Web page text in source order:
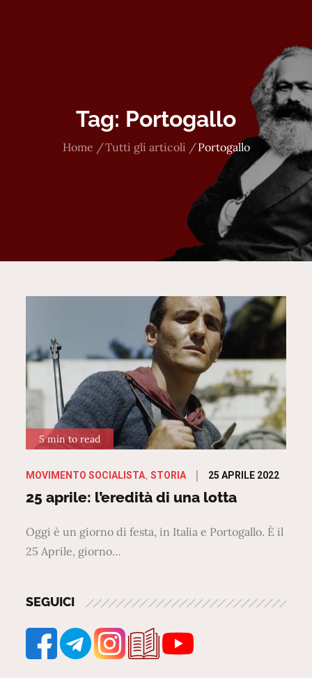
Tag: Portogallo
Home Tutti gli articoli Portogallo
5 min to read
MOVIMENTO SOCIALISTA STORIA
Posted
on
25 APRILE 2022
25 aprile: l’eredità di una lotta
Oggi è un giorno di festa, in Italia e Portogallo. È il
25 Aprile, giorno…
SEGUICI